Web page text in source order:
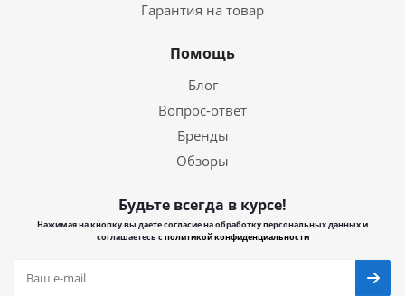
Гарантия на товар
Помощь
Блог
Вопрос-ответ
Бренды
Обзоры
Будьте всегда в курсе!
Нажимая на кнопку вы даете согласие на обработку персональных данных и
соглашаетесь сполитикой конфиденциальности